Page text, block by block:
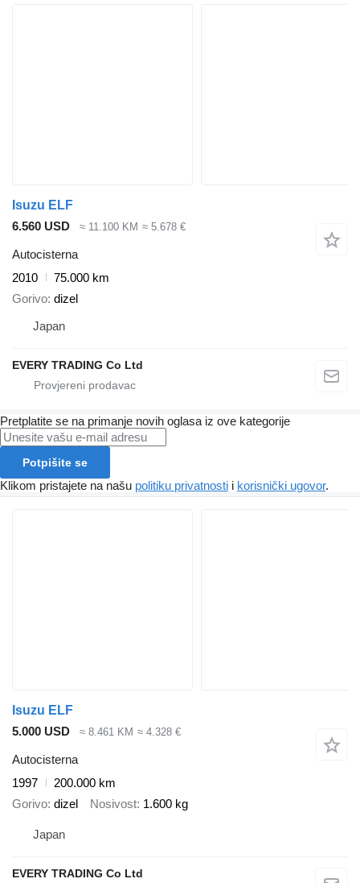
Isuzu ELF
6.560 USD
≈ 11.100 KM ≈ 5.678 €
Autocisterna
2010
75.000 km
Gorivo dizel
Japan
EVERY TRADING Co Ltd
Pretplatite se na primanje novih oglasa iz ove kategorije
Potpišite se
Klikom pristajete na našu politiku privatnosti i korisnički ugovor.
Isuzu ELF
5.000 USD
≈ 8.461 KM ≈ 4.328 €
Autocisterna
1997
200.000 km
Gorivo dizel Nosivost 1.600 kg
Japan
EVERY TRADING Co Ltd